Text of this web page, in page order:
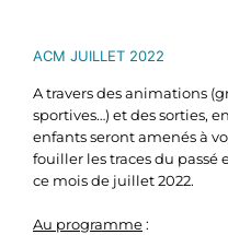
ACM JUILLET 2022
A travers des animations
sportives…) et des sorties,
enfants seront amenés à
fouiller les traces du
ce mois de juillet 2022.
Au programme: